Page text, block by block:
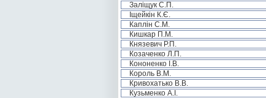
Заліщук С.П.
Іщейкін К.Є.
Каплін С.М.
Кишкар П.М.
Князевич Р.П.
Козаченко Л.П.
Кононенко І.В.
Король В.М.
Кривохатько В.В.
Кузьменко А.І.